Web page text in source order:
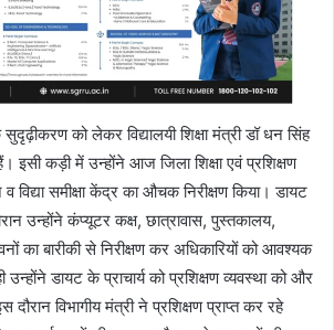
को लेकर विद्यालयी शिक्षा मंत्री डॉ धन सिंह
इसी कड़ी में उन्होंने आज जिला शिक्षा एवं प्रशिक्षण
विद्या समीक्षा केंद्र का औचक निरीक्षण किया। डायट
उन्होंने कंप्यूटर कक्ष, छात्रावास, पुस्तकालय,
का बारीकी से निरीक्षण कर अधिकारियों को आवश्यक
उन्होंने डायट के प्राचार्य को प्रशिक्षण व्यवस्था को और
दौरान विभागीय मंत्री ने प्रशिक्षण प्राप्त कर रहे